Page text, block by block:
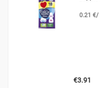
0.21 €/
€3.91